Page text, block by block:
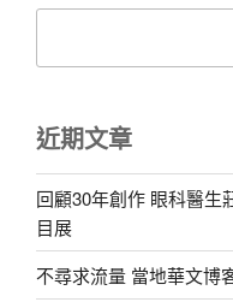
近期文章
回顧30年創作 眼科醫生
目展
不尋求流量 當地華文博